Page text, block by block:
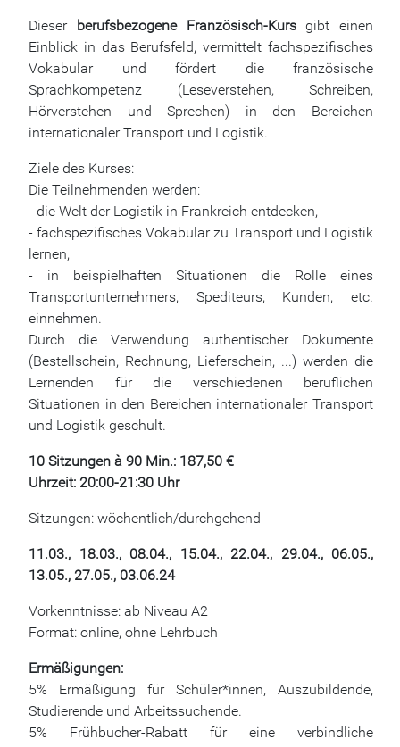
Dieser berufsbezogene Französisch-Kursgibt einen
Einblick in das Berufsfeld, vermittelt fachspezifisches
Vokabular und fördert die französische
Sprachkompetenz (Leseverstehen, Schreiben,
Hörverstehen und Sprechen) in den Bereichen
internationaler Transport und Logistik.
Ziele des Kurses:
Die Teilnehmenden werden:
- die Welt der Logistik in Frankreich entdecken,
- fachspezifisches Vokabular zu Transport und Logistik
lernen,
- in beispielhaften Situationen die Rolle eines
Transportunternehmers, Spediteurs, Kunden, etc.
einnehmen.
Durch die Verwendung authentischer Dokumente
(Bestellschein, Rechnung, Lieferschein, ...) werden die
Lernenden für die verschiedenen beruflichen
Situationen in den Bereichen internationaler Transport
und Logistik geschult.
10 Sitzungen à 90 Min.: 187,50 €
Uhrzeit: 20:00-21:30 Uhr
Sitzungen: wöchentlich/durchgehend
11.03., 18.03., 08.04., 15.04., 22.04., 29.04., 06.05.,
13.05., 27.05., 03.06.24
Vorkenntnisse: ab Niveau A2
Format: online, ohne Lehrbuch
Ermäßigungen:
5% Ermäßigung für Schüler*innen, Auszubildende,
Studierende und Arbeitssuchende.
5% Frühbucher-Rabatt für eine verbindliche